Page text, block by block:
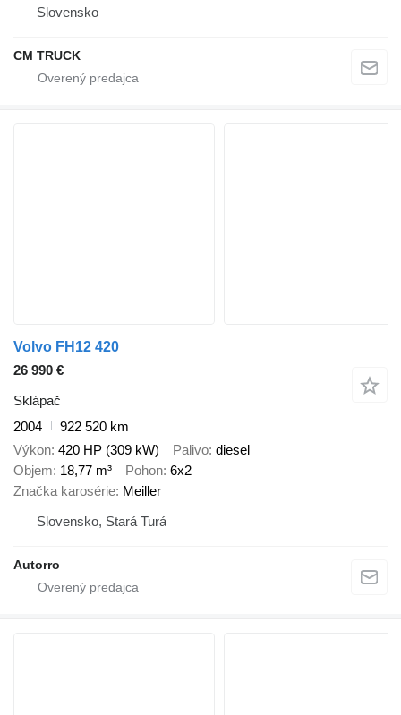
Slovensko
CM TRUCK
Volvo FH12 420
26 990 €
Sklápač
2004
922 520 km
Výkon 420 HP (309 kW) Palivo diesel
Objem 18,77 m³ Pohon 6x2
Značka karosérie Meiller
Slovensko, Stará Turá
Autorro